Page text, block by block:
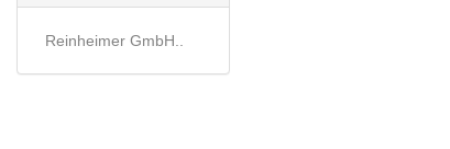
Reinheimer GmbH..